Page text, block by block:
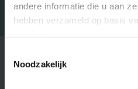
andere informatie die u aan
hebben verzameld op basis
Noodzakelijk